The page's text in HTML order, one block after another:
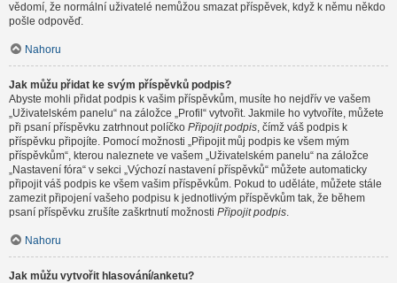
vědomí, že normální uživatelé nemůžou smazat příspěvek, když k němu někdo
pošle odpověď.
Nahoru
Jak můžu přidat ke svým příspěvků podpis?
Abyste mohli přidat podpis k vašim příspěvkům, musíte ho nejdřív ve vašem
„Uživatelském panelu“ na záložce „Profil“ vytvořit. Jakmile ho vytvoříte, můžete
při psaní příspěvku zatrhnout políčko Připojit podpis, čímž váš podpis k
příspěvku připojíte. Pomocí možnosti „Připojit můj podpis ke všem mým
příspěvkům“, kterou naleznete ve vašem „Uživatelském panelu“ na záložce
„Nastavení fóra“ v sekci „Výchozí nastavení příspěvků“ můžete automaticky
připojit váš podpis ke všem vašim příspěvkům. Pokud to uděláte, můžete stále
zamezit připojení vašeho podpisu k jednotlivým příspěvkům tak, že během
psaní příspěvku zrušíte zaškrtnutí možnosti Připojit podpis.
Nahoru
Jak můžu vytvořit hlasování/anketu?